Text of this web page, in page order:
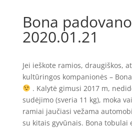
Bona
2020.01.21
Jei ieškote ramios, draugiškos,
kultūringos kompanionės –
. Kalytė gimusi 2017 m,
sudėjimo (sveria 11 kg), moka
ramiai jaučiasi vežama
su kitais gyvūnais. Bona tobulai